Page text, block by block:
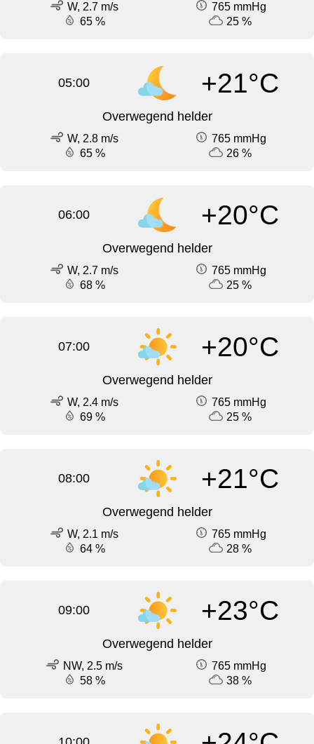
W, 2.7 m/s
765 mmHg
65 %
25 %
05:00 +21°C
Overwegend helder
W, 2.8 m/s
765 mmHg
65 %
26 %
06:00 +20°C
Overwegend helder
W, 2.7 m/s
765 mmHg
68 %
25 %
07:00 +20°C
Overwegend helder
W, 2.4 m/s
765 mmHg
69 %
25 %
08:00 +21°C
Overwegend helder
W, 2.1 m/s
765 mmHg
64 %
28 %
09:00 +23°C
Overwegend helder
NW, 2.5 m/s
765 mmHg
58 %
38 %